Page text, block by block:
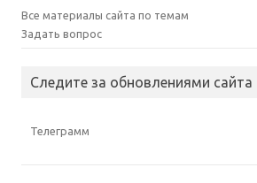
Все материалы сайта по темам
Задать вопрос
Следите за обновлениями сайта
Телеграмм